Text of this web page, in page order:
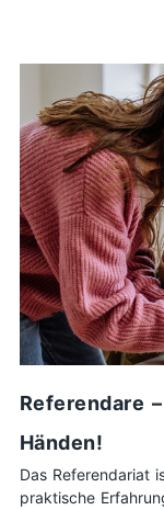
Referendare
Händen!
Das Referendariat
praktische